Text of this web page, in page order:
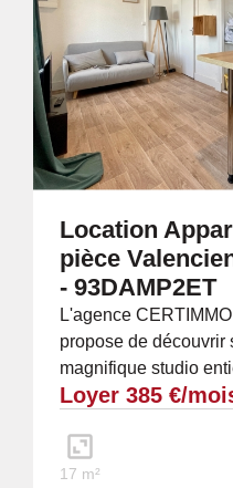
Location
pièce
- 93DAMP2ET
L'agence
propose de découvrir
magnifique studio
au deuxième étage
Loyer 385 €/
17 m²